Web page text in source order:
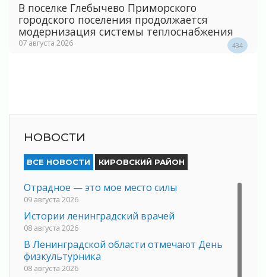
В поселке Глебычево Приморского
городского поселения продолжается
модернизация системы теплоснабжения
07 августа 2026 434
НОВОСТИ
ВСЕ НОВОСТИ КИРОВСКИЙ РАЙОН
Отрадное — это мое место силы
09 августа 2026
Истории ленинградский врачей
08 августа 2026
В Ленинградской области отмечают День
физкультурника
08 августа 2026